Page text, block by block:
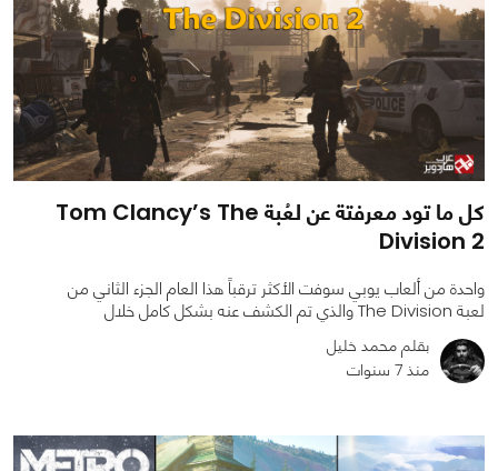
كل ما تود معرفتة عن لعُبة Tom Clancy’s The
Division 2
واحدة من ألعاب يوبي سوفت الأكثر ترقباً هذا العام الجزء الثاني من
لعبة The Division والذي تم الكشف عنه بشكل كامل خلال
بقلم محمد خليل
منذ 7 سنوات